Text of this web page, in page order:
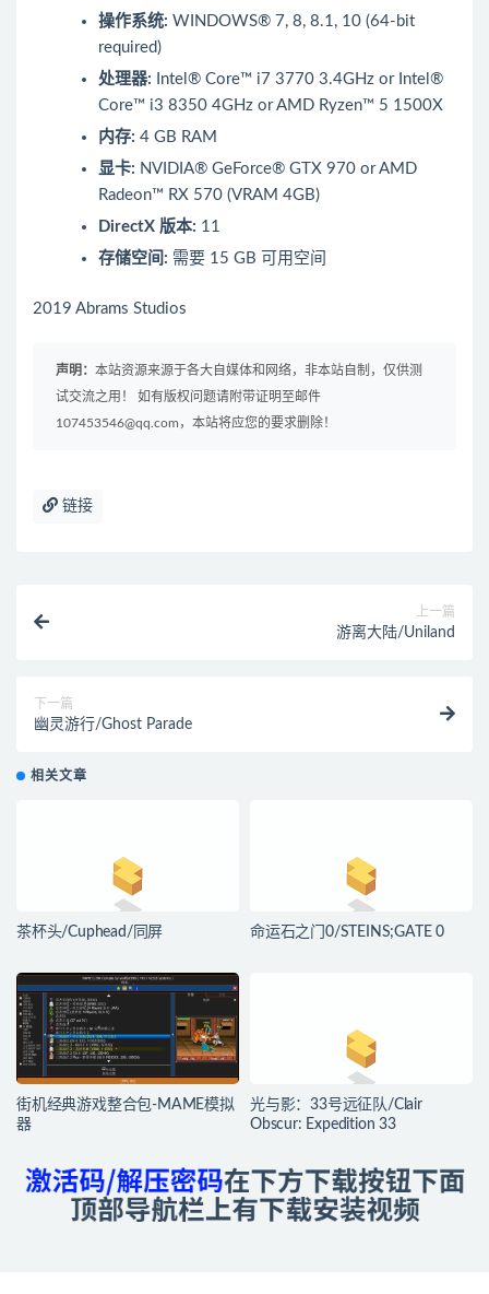
操作系统: WINDOWS® 7, 8, 8.1, 10 (64-bit
required)
处理器: Intel® Core™ i7 3770 3.4GHz or Intel®
Core™ i3 8350 4GHz or AMD Ryzen™ 5 1500X
内存: 4 GB RAM
显卡: NVIDIA® GeForce® GTX 970 or AMD
Radeon™ RX 570 (VRAM 4GB)
DirectX 版本: 11
存储空间: 需要 15 GB 可用空间
2019 Abrams Studios
声明： 本站资源来源于各大自媒体和网络，非本站自制，仅供测
试交流之用！ 如有版权问题请附带证明至邮件
107453546@qq.com，本站将应您的要求删除！
链接
上一篇
游离大陆/Uniland
下一篇
幽灵游行/Ghost Parade
相关文章
茶杯头/Cuphead/同屏 命运石之门0/STEINS;GATE 0
街机经典游戏整合包-MAME模拟
器
光与影：33号远征队/Clair
Obscur: Expedition 33